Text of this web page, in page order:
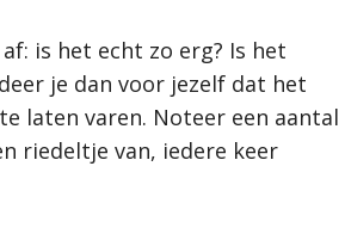
is het echt zo erg? Is het
je dan voor jezelf dat het
laten varen. Noteer een aantal
riedeltje van, iedere keer